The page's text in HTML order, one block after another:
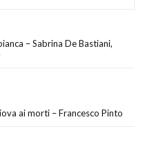
– Sabrina De Bastiani,
ai morti – Francesco Pinto